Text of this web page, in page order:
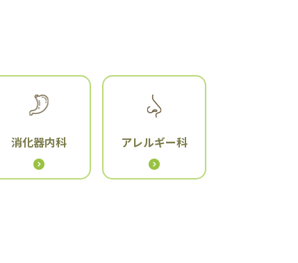
消化器内科 アレルギー科